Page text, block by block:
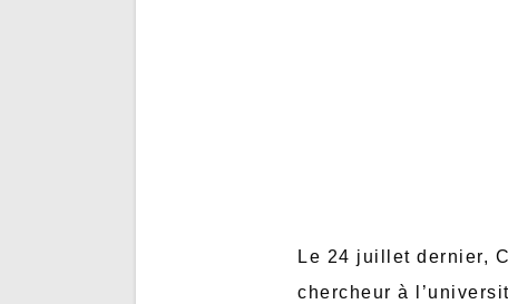
Le 24 juillet dernier,
chercheur à